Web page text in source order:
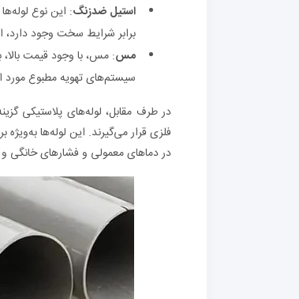
استیل ضدزنگ: این نوع
برابر شرایط سخت وجود دارد،
مس: مس، با وجود قیمت
سیستم‌های تهویه مطبوع مورد
فلزی قرار می‌گیرند. این لوله‌ها
در دماهای معمولی و فشارهای خانگی